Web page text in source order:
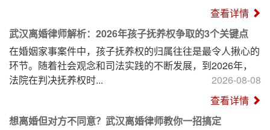
查看详情
武汉离婚律师解析：2026年孩子抚养权争取的3个关键点
在婚姻家事案件中，孩子抚养权的归属往往是最令人揪心的
环节。随着社会观念和司法实践的不断发展，到2026年，
法院在判决抚养权时...
2026-08-08
查看详情
想离婚但对方不同意？武汉离婚律师教你一招搞定